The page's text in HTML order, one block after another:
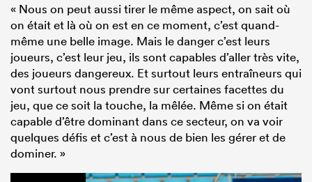
« Nous on peut aussi tirer le même aspect, on sait où
on était et là où on est en ce moment, c’est quand-
même une belle image. Mais le danger c’est leurs
joueurs, c’est leur jeu, ils sont capables d’aller très vite,
des joueurs dangereux. Et surtout leurs entraîneurs qui
vont surtout nous prendre sur certaines facettes du
jeu, que ce soit la touche, la mêlée. Même si on était
capable d’être dominant dans ce secteur, on va voir
quelques défis et c’est à nous de bien les gérer et de
dominer. »